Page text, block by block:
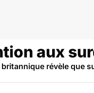
aux
révèle que